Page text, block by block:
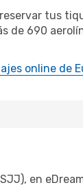
tus
de 690
online de
en